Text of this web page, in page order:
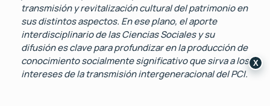
transmisión y revitalización cultural del patrimonio en
sus distintos aspectos. En ese plano, el aporte
interdisciplinario de las Ciencias Sociales y su
difusión es clave para profundizar en la producción de
conocimiento socialmente significativo que sirva a los
intereses de la transmisión intergeneracional del PCI.
X